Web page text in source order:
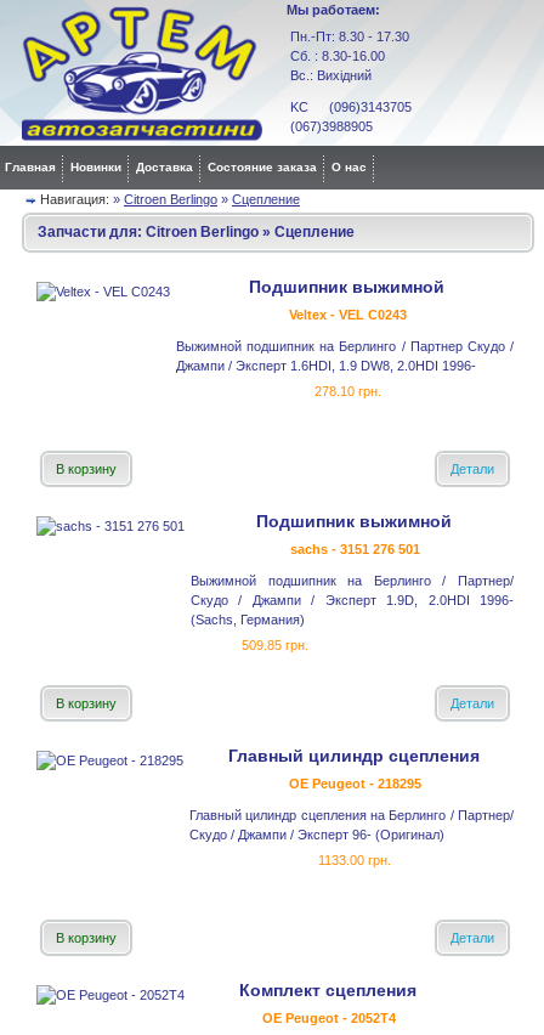
Мы работаем:
Пн.-Пт: 8.30 - 17.30
Сб. : 8.30-16.00
Вс.: Вихідний
KC (096)3143705
(067)3988905
Главная Новинки Доставка Состояние заказа О нас
Навигация: » Citroen Berlingo » Сцепление
Запчасти для: Citroen Berlingo » Сцепление
Подшипник выжимной
Veltex - VEL C0243
Выжимной подшипник на Берлинго / Партнер Скудо /
Джампи / Эксперт 1.6HDI, 1.9 DW8, 2.0HDI 1996-
278.10 грн.
В корзину Детали
Подшипник выжимной
sachs - 3151 276 501
Выжимной подшипник на Берлинго / Партнер/
Скудо / Джампи / Эксперт 1.9D, 2.0HDI 1996-
(Sachs, Германия)
509.85 грн.
В корзину Детали
Главный цилиндр сцепления
OE Peugeot - 218295
Главный цилиндр сцепления на Берлинго / Партнер/
Скудо / Джампи / Эксперт 96- (Оригинал)
1133.00 грн.
В корзину Детали
Комплект сцепления
OE Peugeot - 2052T4